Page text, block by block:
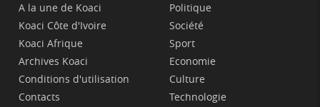
A la une de Koaci
Koaci Côte d'Ivoire
Koaci Afrique
Archives Koaci
Conditions d'utilisation
Contacts
Politique
Société
Sport
Economie
Culture
Technologie